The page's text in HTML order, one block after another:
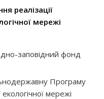
реалізації
мережі
заповідний фонд
Програму
мережі